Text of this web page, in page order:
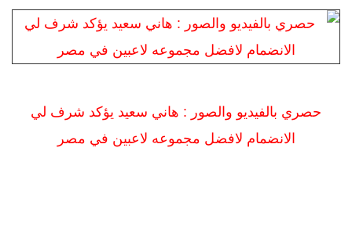
حصري بالفيديو والصور : هاني سعيد يؤكد شرف لي
الانضمام لافضل مجموعه لاعبين في مصر